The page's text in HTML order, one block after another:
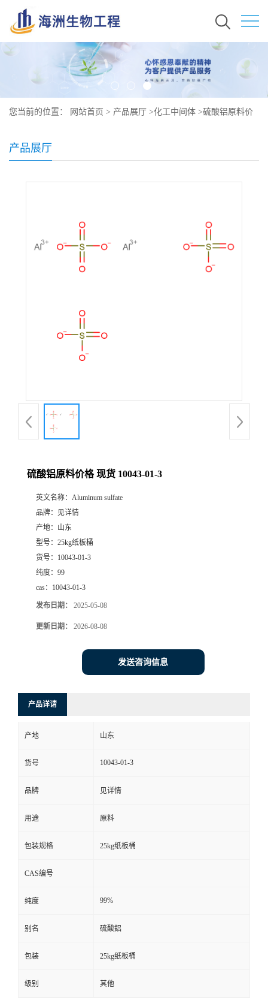
您当前的位置： 网站首页 > 产品展厅 >化工中间体 >硫酸铝原料价
产品展厅
硫酸铝原料价格 现货 10043-01-3
英文名称： Aluminum sulfate
品牌：
见详情
产地： 山东
型号： 25kg纸板桶
货号： 10043-01-3
纯度： 99
cas： 10043-01-3
发布日期： 2025-05-08
更新日期： 2026-08-08
发送咨询信息
产品详请
产地 山东
货号 10043-01-3
品牌 见详情
用途 原料
包装规格 25kg纸板桶
CAS编号
纯度 99%
别名 硫酸鋁
包装 25kg纸板桶
级别 其他